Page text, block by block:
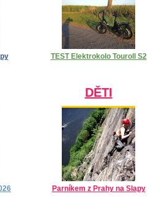
TEST Elektrokolo Touroll S2
DĚTI
Parníkem z Prahy na Slapy